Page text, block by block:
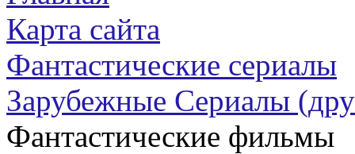
Карта сайта
Фантастические сериалы
Зарубежные Сериалы
Фантастические фильмы